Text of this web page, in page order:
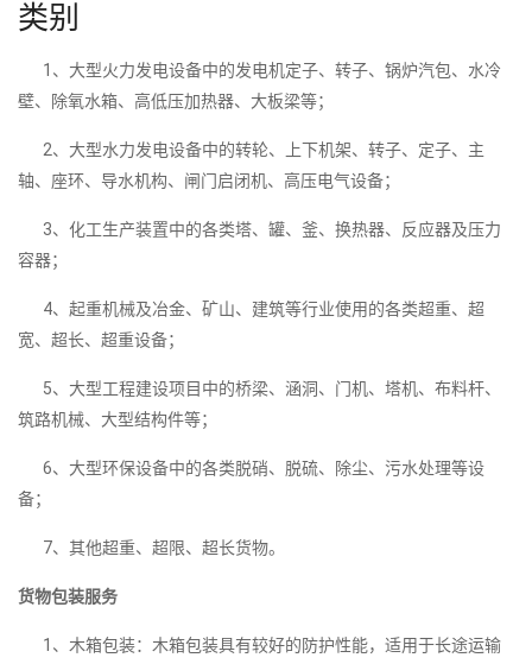
类别
1、大型火力发电设备中的发电机定子、转子、锅炉汽包、水冷
壁、除氧水箱、高低压加热器、大板梁等；
2、大型水力发电设备中的转轮、上下机架、转子、定子、主
轴、座环、导水机构、闸门启闭机、高压电气设备；
3、化工生产装置中的各类塔、罐、釜、换热器、反应器及压力
容器；
4、起重机械及冶金、矿山、建筑等行业使用的各类超重、超
宽、超长、超重设备；
5、大型工程建设项目中的桥梁、涵洞、门机、塔机、布料杆、
筑路机械、大型结构件等；
6、大型环保设备中的各类脱硝、脱硫、除尘、污水处理等设
备；
7、其他超重、超限、超长货物。
货物包装服务
1、木箱包装：木箱包装具有较好的防护性能，适用于长途运输